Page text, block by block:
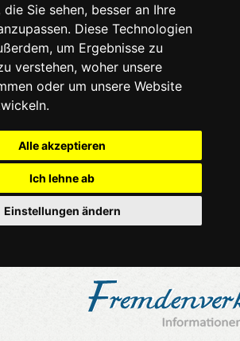
Sie sehen, besser an Ihre
Diese Technologien
um Ergebnisse zu
verstehen, woher unsere
oder um unsere Website
Alle akzeptieren
Ich lehne ab
Einstellungen ändern